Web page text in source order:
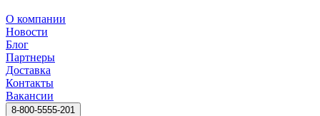
О компании
Новости
Блог
Партнеры
Доставка
Контакты
Вакансии
8-800-5555-201